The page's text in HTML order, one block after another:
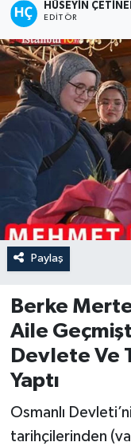
HÜSEYIN
EDITÖR
Paylaş
Berke
Aile
Devlete Ve
Yaptı
Osmanlı
tarihçilerinden